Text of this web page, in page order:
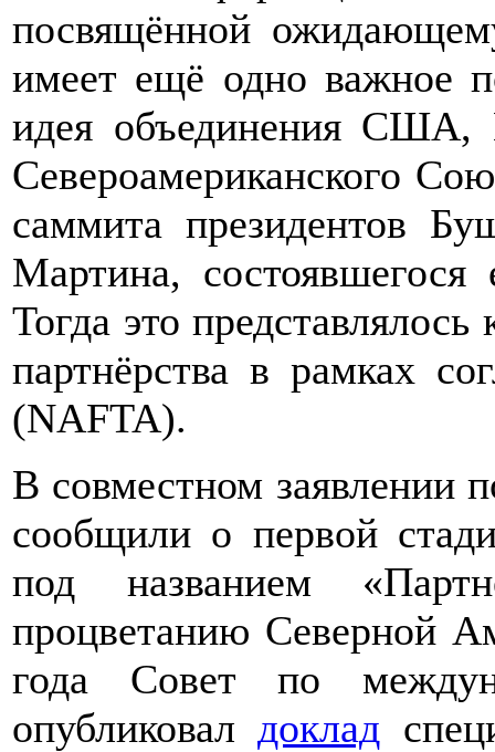
посвящённой
имеет ещё одно важное
идея объединения США,
Североамериканского
саммита президентов
Мартина,
Тогда это
партнёрства в рамках
(NAFTA).
В совместном заявлении
сообщили о первой
под названием
процветанию Северной
года Совет по
опубликовал доклад